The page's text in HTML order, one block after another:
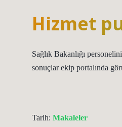
Hizmet
Sağlık Bakanlığı
sonuçlar ekip portalında
Tarih: Makaleler